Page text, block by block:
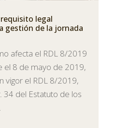
legal
gestión de la jornada
afecta el RDL 8/2019
el 8 de mayo de 2019,
vigor el RDL 8/2019,
34 del Estatuto de los